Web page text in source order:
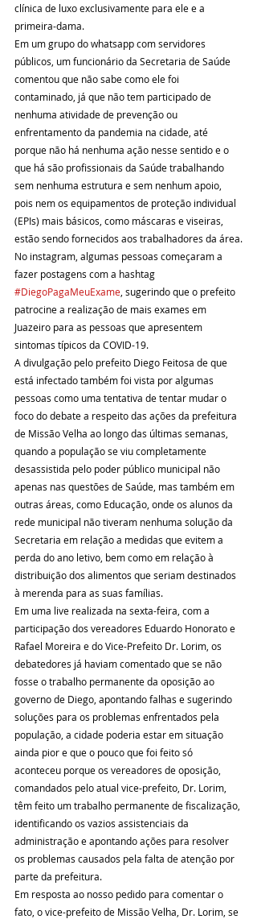
clínica de luxo exclusivamente para ele e a
primeira-dama.
Em um grupo do whatsapp com servidores
públicos, um funcionário da Secretaria de Saúde
comentou que não sabe como ele foi
contaminado, já que não tem participado de
nenhuma atividade de prevenção ou
enfrentamento da pandemia na cidade, até
porque não há nenhuma ação nesse sentido e o
que há são profissionais da Saúde trabalhando
sem nenhuma estrutura e sem nenhum apoio,
pois nem os equipamentos de proteção individual
(EPIs) mais básicos, como máscaras e viseiras,
estão sendo fornecidos aos trabalhadores da área.
No instagram, algumas pessoas começaram a
fazer postagens com a hashtag
#DiegoPagaMeuExame , sugerindo que o prefeito
patrocine a realização de mais exames em
Juazeiro para as pessoas que apresentem
sintomas típicos da COVID-19.
A divulgação pelo prefeito Diego Feitosa de que
está infectado também foi vista por algumas
pessoas como uma tentativa de tentar mudar o
foco do debate a respeito das ações da prefeitura
de Missão Velha ao longo das últimas semanas,
quando a população se viu completamente
desassistida pelo poder público municipal não
apenas nas questões de Saúde, mas também em
outras áreas, como Educação, onde os alunos da
rede municipal não tiveram nenhuma solução da
Secretaria em relação a medidas que evitem a
perda do ano letivo, bem como em relação à
distribuição dos alimentos que seriam destinados
à merenda para as suas famílias.
Em uma live realizada na sexta-feira, com a
participação dos vereadores Eduardo Honorato e
Rafael Moreira e do Vice-Prefeito Dr. Lorim, os
debatedores já haviam comentado que se não
fosse o trabalho permanente da oposição ao
governo de Diego, apontando falhas e sugerindo
soluções para os problemas enfrentados pela
população, a cidade poderia estar em situação
ainda pior e que o pouco que foi feito só
aconteceu porque os vereadores de oposição,
comandados pelo atual vice-prefeito, Dr. Lorim,
têm feito um trabalho permanente de fiscalização,
identificando os vazios assistenciais da
administração e apontando ações para resolver
os problemas causados pela falta de atenção por
parte da prefeitura.
Em resposta ao nosso pedido para comentar o
fato, o vice-prefeito de Missão Velha, Dr. Lorim, se